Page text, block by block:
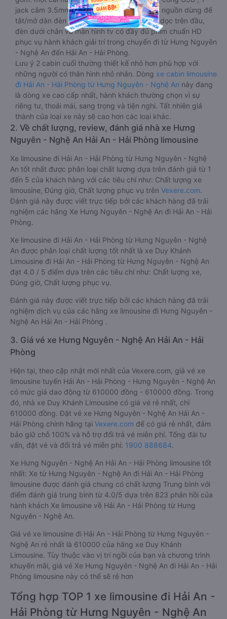
jack cắm 3.5mm và 3 cái nút có biểu tượng nguồn dùng để
tắt/mở dàn đèn chính của buồng nằm chạy dọc trên đầu,
đèn dưới chân và màn hình tv có đầy đủ phim chuẩn HD
phục vụ hành khách giải trí trong chuyến đi từ Hưng Nguyên
- Nghệ An đến Hải An - Hải Phòng.
Lưu ý 2 cabin cuối thường thiết kế nhỏ hơn phù hợp với
những người có thân hình nhỏ nhắn. Dòng xe cabin limousine
đi Hải An - Hải Phòng từ Hưng Nguyên - Nghệ An này đang
là dòng xe cao cấp nhất, hành khách thường chọn vì sự
riêng tư, thoải mái, sang trọng và tiện nghi. Tất nhiên giá
thành của loại xe này sẽ cao hơn các loại khác.
2. Về chất lượng, review, đánh giá nhà xe Hưng
Nguyên - Nghệ An Hải An - Hải Phòng limousine
Xe limousine đi Hải An - Hải Phòng từ Hưng Nguyên - Nghệ
An tốt nhất được phân loại chất lượng dựa trên đánh giá từ 1
đến 5 của khách hàng với các tiêu chí như: Chất lượng xe
limousine, Đúng giờ, Chất lượng phục vụ trên Vexere.com.
Đánh giá này được viết trực tiếp bởi các khách hàng đã trải
nghiệm các hãng Xe Hưng Nguyên - Nghệ An đi Hải An - Hải
Phòng.
Xe limousine đi Hải An - Hải Phòng từ Hưng Nguyên - Nghệ
An được phân loại chất lượng tốt nhất là xe Duy Khánh
Limousine đi Hải An - Hải Phòng từ Hưng Nguyên - Nghệ An
đạt 4.0 / 5 điểm dựa trên các tiêu chí như: Chất lượng xe,
Đúng giờ, Chất lượng phục vụ.
Đánh giá này được viết trực tiếp bởi các khách hàng đã trải
nghiệm dịch vụ của các hãng xe limousine đi Hưng Nguyên -
Nghệ An Hải An - Hải Phòng .
3. Giá vé xe Hưng Nguyên - Nghệ An Hải An - Hải
Phòng
Hiện tại, theo cập nhật mới nhất của Vexere.com, giá vé xe
limousine tuyến Hải An - Hải Phòng - Hưng Nguyên - Nghệ An
có mức giá dao động từ 610000 đồng - 610000 đồng. Trong
đó, nhà xe Duy Khánh Limousine có giá vé rẻ nhất, chỉ
610000 đồng. Đặt vé xe Hưng Nguyên - Nghệ An Hải An -
Hải Phòng chính hãng tại Vexere.com để có giá rẻ nhất, đảm
bảo giữ chỗ 100% và hỗ trợ đổi trả vé miễn phí. Tổng đài tư
vấn, đặt vé và đổi trả vé miễn phí: 1900 888684.
Xe Hưng Nguyên - Nghệ An Hải An - Hải Phòng limousine tốt
nhất: Xe từ Hưng Nguyên - Nghệ An đi Hải An - Hải Phòng
limousine được đánh giá chung có chất lượng Trung bình với
điểm đánh giá trung bình từ 4.0/5 dựa trên 823 phản hồi của
hành khách Xe limousine về Hải An - Hải Phòng từ Hưng
Nguyên - Nghệ An.
Giá vé xe limousine đi Hải An - Hải Phòng từ Hưng Nguyên -
Nghệ An rẻ nhất là 610000 của hãng xe Duy Khánh
Limousine. Tùy thuộc vào vị trí ngồi của bạn và chương trình
khuyến mãi, giá vé Xe Hưng Nguyên - Nghệ An đi Hải An - Hải
Phòng limousine này có thể sẽ rẻ hơn
Tổng hợp TOP 1 xe limousine đi Hải An -
Hải Phòng từ Hưng Nguyên - Nghệ An